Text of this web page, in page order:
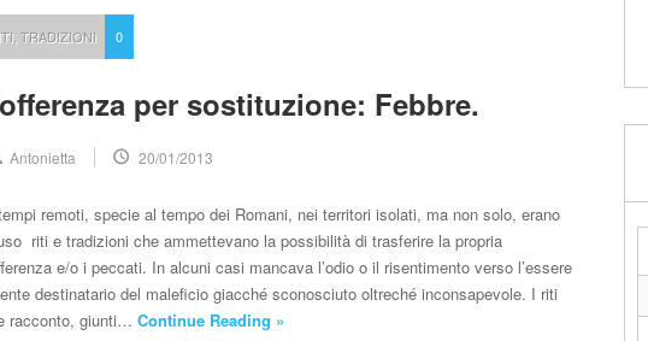
,TRADIZIONI 0
per sostituzione: Febbre.
Antonietta 20/01/2013
remoti, specie al tempo dei Romani, nei territori isolati, ma non solo, erano
riti e tradizioni che ammettevano la possibilità di trasferire la propria
e/o i peccati. In alcuni casi mancava l’odio o il risentimento verso l’essere
destinatario del maleficio giacché sconosciuto oltreché inconsapevole. I riti
racconto, giunti…Continue Reading »